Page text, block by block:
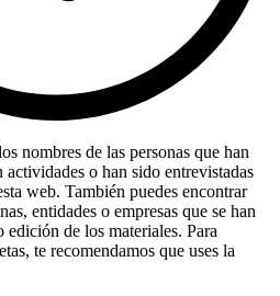
nombres de las personas que han
o han sido entrevistadas
web. También puedes encontrar
entidades o empresas que se han
de los materiales. Para
te recomendamos que uses la